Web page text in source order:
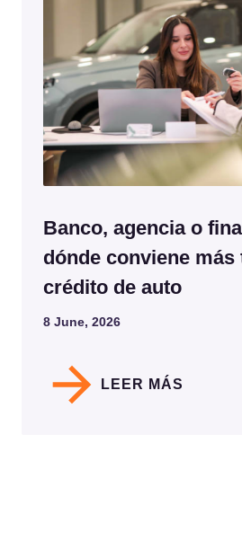
Banco, agencia o
dónde conviene
crédito de auto
8 June, 2026
LEER MÁS